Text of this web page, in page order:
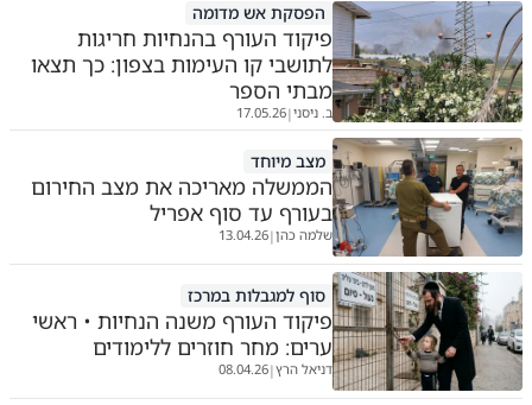
הפסקת אש מדומה
פיקוד העורף בהנחיות חריגות
לתושבי קו העימות בצפון: כך תצאו
מבתי הספר
ב. ניסני|
17.05.26
מצב מיוחד
הממשלה מאריכה את מצב החירום
בעורף עד סוף אפריל
שלמה כהן|
13.04.26
סוף למגבלות במרכז
פיקוד העורף משנה הנחיות • ראשי
ערים: מחר חוזרים ללימודים
דניאל הרץ|
08.04.26